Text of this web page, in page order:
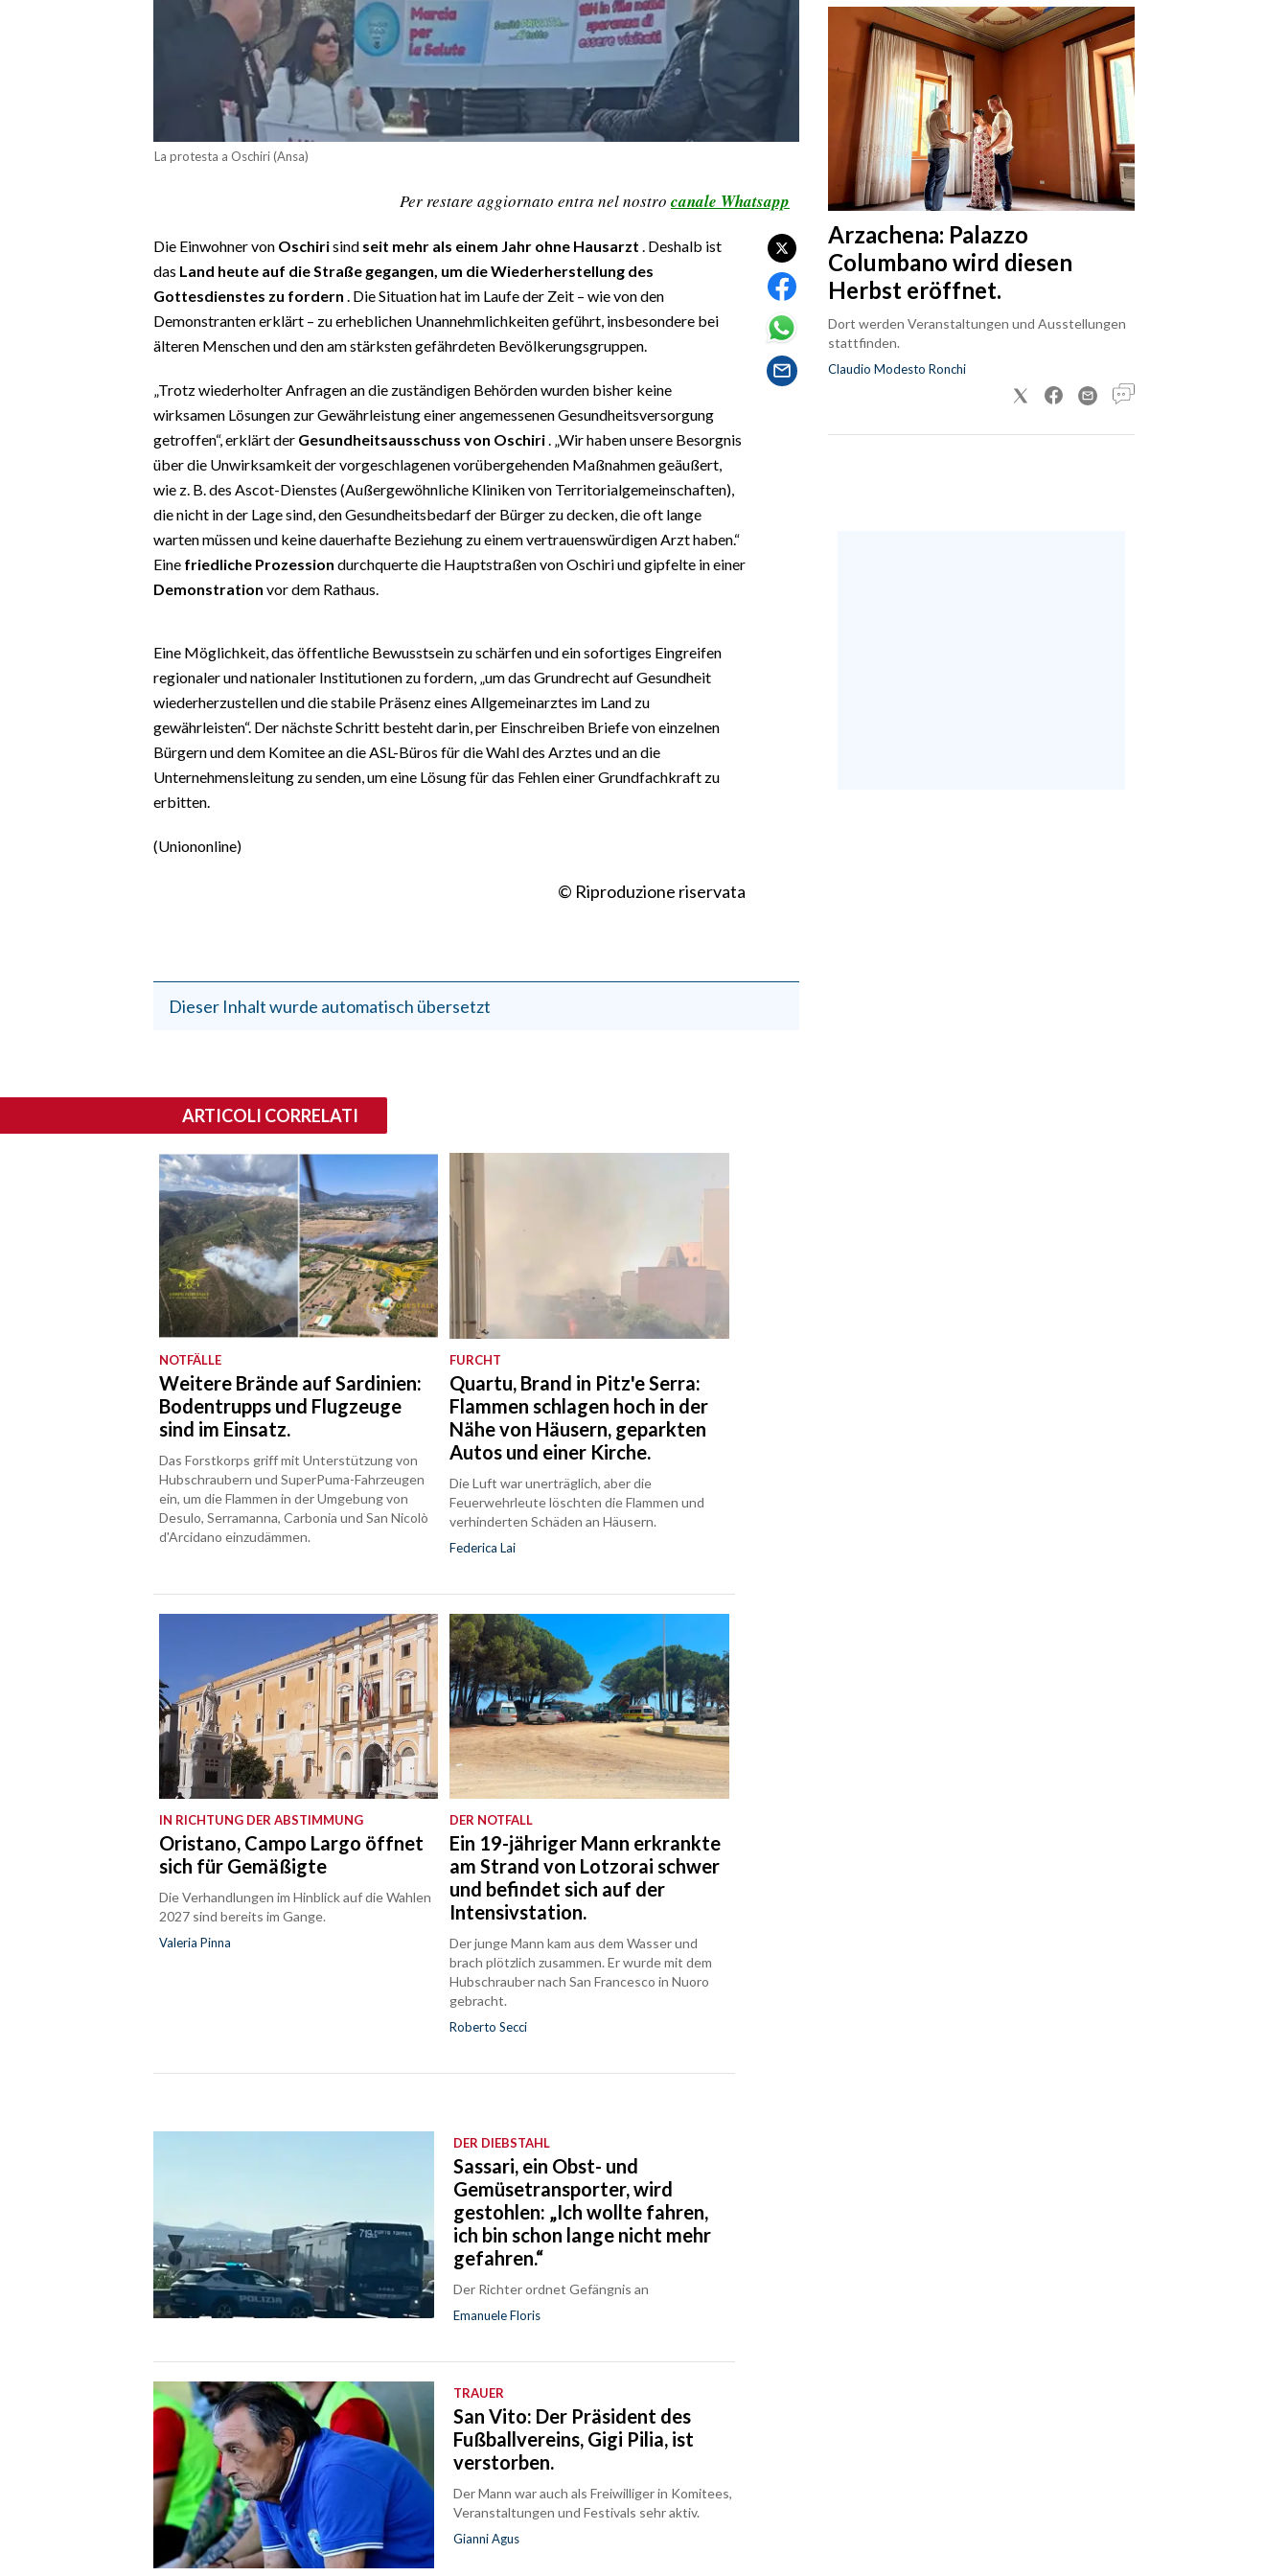
La protesta a Oschiri (Ansa)
Per restare aggiornato entra nel nostro canale Whatsapp
Die Einwohner von Oschirisind seit mehr als einem Jahr ohne Hausarzt . Deshalb ist
das Land heute auf die Straße gegangen, um die Wiederherstellung des
Gottesdienstes zu fordern . Die Situation hat im Laufe der Zeit – wie von den
Demonstranten erklärt – zu erheblichen Unannehmlichkeiten geführt, insbesondere bei
älteren Menschen und den am stärksten gefährdeten Bevölkerungsgruppen.
„Trotz wiederholter Anfragen an die zuständigen Behörden wurden bisher keine
wirksamen Lösungen zur Gewährleistung einer angemessenen Gesundheitsversorgung
getroffen“, erklärt der Gesundheitsausschuss von Oschiri. „Wir haben unsere Besorgnis
über die Unwirksamkeit der vorgeschlagenen vorübergehenden Maßnahmen geäußert,
wie z. B. des Ascot-Dienstes (Außergewöhnliche Kliniken von Territorialgemeinschaften),
die nicht in der Lage sind, den Gesundheitsbedarf der Bürger zu decken, die oft lange
warten müssen und keine dauerhafte Beziehung zu einem vertrauenswürdigen Arzt haben.“
Eine friedliche Prozession durchquerte die Hauptstraßen von Oschiri und gipfelte in einer
Demonstration vor dem Rathaus.
Eine Möglichkeit, das öffentliche Bewusstsein zu schärfen und ein sofortiges Eingreifen
regionaler und nationaler Institutionen zu fordern, „um das Grundrecht auf Gesundheit
wiederherzustellen und die stabile Präsenz eines Allgemeinarztes im Land zu
gewährleisten“. Der nächste Schritt besteht darin, per Einschreiben Briefe von einzelnen
Bürgern und dem Komitee an die ASL-Büros für die Wahl des Arztes und an die
Unternehmensleitung zu senden, um eine Lösung für das Fehlen einer Grundfachkraft zu
erbitten.
(Uniononline)
© Riproduzione riservata
Dieser Inhalt wurde automatisch übersetzt
Arzachena: Palazzo
Columbano wird diesen
Herbst eröffnet.
Dort werden Veranstaltungen und Ausstellungen
stattfinden.
Claudio Modesto Ronchi
ARTICOLI CORRELATI
NOTFÄLLE
Weitere Brände auf Sardinien:
Bodentrupps und Flugzeuge
sind im Einsatz.
Das Forstkorps griff mit Unterstützung von
Hubschraubern und SuperPuma-Fahrzeugen
ein, um die Flammen in der Umgebung von
Desulo, Serramanna, Carbonia und San Nicolò
d'Arcidano einzudämmen.
FURCHT
Quartu, Brand in Pitz'e Serra:
Flammen schlagen hoch in der
Nähe von Häusern, geparkten
Autos und einer Kirche.
Die Luft war unerträglich, aber die
Feuerwehrleute löschten die Flammen und
verhinderten Schäden an Häusern.
Federica Lai
IN RICHTUNG DER ABSTIMMUNG
Oristano, Campo Largo öffnet
sich für Gemäßigte
Die Verhandlungen im Hinblick auf die Wahlen
2027 sind bereits im Gange.
Valeria Pinna
DER NOTFALL
Ein 19-jähriger Mann erkrankte
am Strand von Lotzorai schwer
und befindet sich auf der
Intensivstation.
Der junge Mann kam aus dem Wasser und
brach plötzlich zusammen. Er wurde mit dem
Hubschrauber nach San Francesco in Nuoro
gebracht.
Roberto Secci
DER DIEBSTAHL
Sassari, ein Obst- und
Gemüsetransporter, wird
gestohlen: „Ich wollte fahren,
ich bin schon lange nicht mehr
gefahren.“
Der Richter ordnet Gefängnis an
Emanuele Floris
TRAUER
San Vito: Der Präsident des
Fußballvereins, Gigi Pilia, ist
verstorben.
Der Mann war auch als Freiwilliger in Komitees,
Veranstaltungen und Festivals sehr aktiv.
Gianni Agus